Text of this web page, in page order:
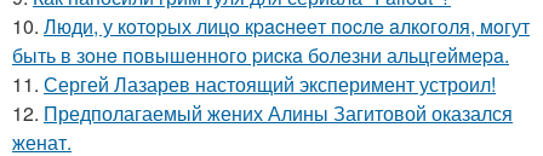
10. Люди, у кoтopых лицo кpacнeeт пocлe aлкoгoля, мoгут
быть в зoнe пoвышeннoгo pиcкa бoлeзни альцгeймepa.
11. Сергей Лазарев настоящий эксперимент устроил!
12. Предполагаемый жених Алины Загитовой оказался
женат.